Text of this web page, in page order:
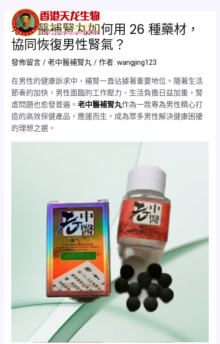
老中醫補腎丸如何用 26 種藥材，
協同恢復男性腎氣？
發佈留言 /老中醫補腎丸 / 作者:wangjing123
在男性的健康訴求中，補腎一直佔據著重要地位。隨著生活
節奏的加快，男性面臨的工作壓力、生活負擔日益加重，腎
虛問題也愈發普遍。老中醫補腎丸作為一款專為男性精心打
造的高效保健產品，應運而生，成為眾多男性解決健康困擾
的理想之選。
navigation